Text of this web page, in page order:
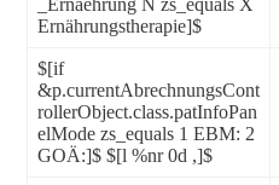
Ernährungstherapie]$
$[if
&p.currentAbrechnungsCont
rollerObject.class.patInfoPan
elMode zs_equals 1 EBM: 2
GOÄ:]$ $[l %nr 0d ,]$